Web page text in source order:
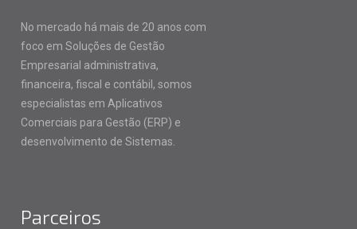
No mercado há mais de 20 anos com
foco em Soluções de Gestão
Empresarial administrativa,
financeira, fiscal e contábil, somos
especialistas em Aplicativos
Comerciais para Gestão (ERP) e
desenvolvimento de Sistemas.
Parceiros